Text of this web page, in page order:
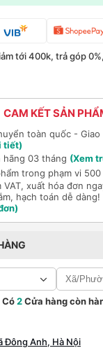
tới 400k, trả góp
CAM KẾT SẢN
toàn quốc -
tiết)
hãng 03 tháng (Xem
trong phạm vi
VAT, xuất hóa đơn
hạch toán dễ dàng!
Có2Cửa hàng còn
Đông Anh, Hà Nội